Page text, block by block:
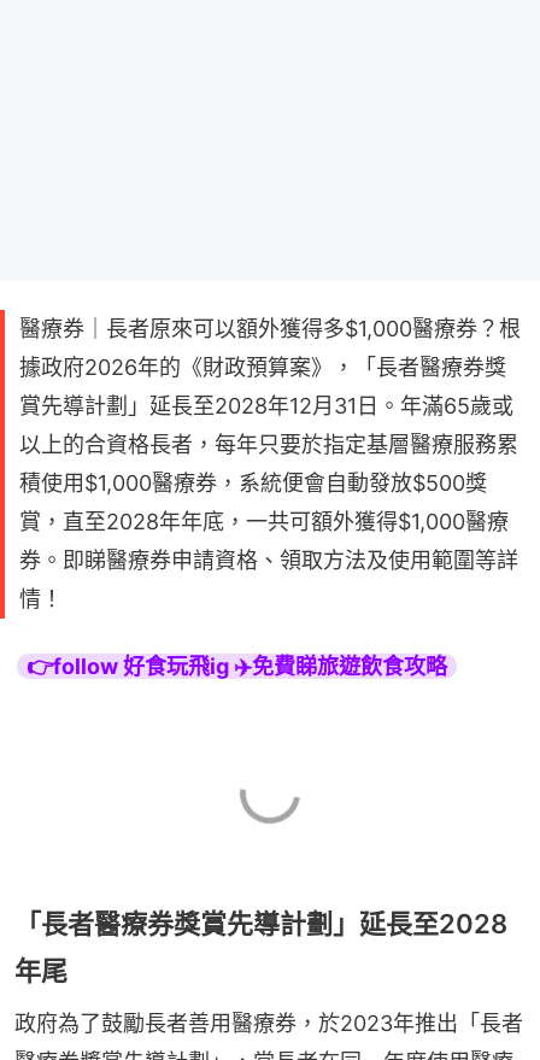
醫療券｜長者原來可以額外獲得多$1,000醫療券？根
據政府2026年的《財政預算案》，「長者醫療券獎
賞先導計劃」延長至2028年12月31日。年滿65歲或
以上的合資格長者，每年只要於指定基層醫療服務累
積使用$1,000醫療券，系統便會自動發放$500獎
賞，直至2028年年底，一共可額外獲得$1,000醫療
券。即睇醫療券申請資格、領取方法及使用範圍等詳
情！
👉follow 好食玩飛ig ✈️免費睇旅遊飲食攻略
「長者醫療券獎賞先導計劃」延長至2028
年尾
政府為了鼓勵長者善用醫療券，於2023年推出「長者